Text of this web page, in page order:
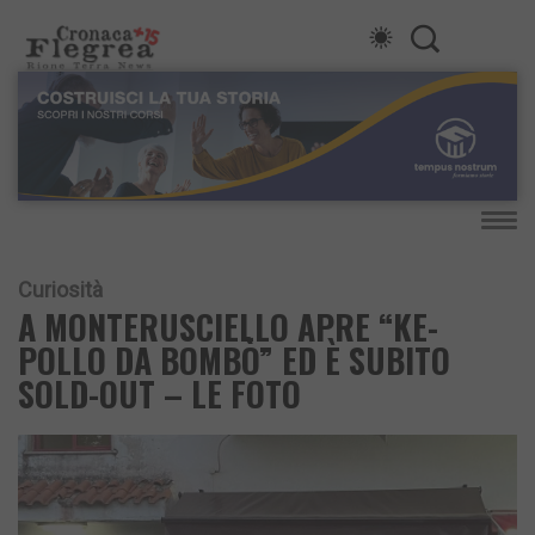
Curiosità
A MONTERUSCIELLO APRE “KE-
POLLO DA BOMBÒ” ED È SUBITO
SOLD-OUT – LE FOTO